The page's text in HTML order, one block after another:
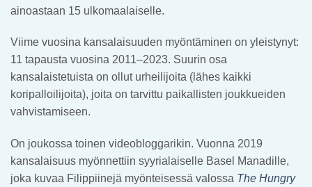
ainoastaan 15 ulkomaalaiselle.
Viime vuosina kansalaisuuden myöntäminen on yleistynyt:
11 tapausta vuosina 2011–2023. Suurin osa
kansalaistetuista on ollut urheilijoita (lähes kaikki
koripalloilijoita), joita on tarvittu paikallisten joukkueiden
vahvistamiseen.
On joukossa toinen videobloggarikin. Vuonna 2019
kansalaisuus myönnettiin syyrialaiselle Basel Manadille,
joka kuvaa Filippiinejä myönteisessä valossa The Hungry